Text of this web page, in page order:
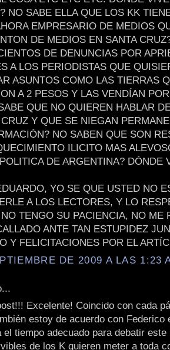
NO SABE ELLA QUE LOS KK
EMPRESARIO DE MEDIOS
DE MEDIOS EN SANTA
DE DENUNCIAS POR
A LOS PERIODISTAS QUE
ASUNTOS COMO LAS TIERRAS
A 2 PESOS Y LAS VENDÍAN
QUE NO QUIEREN HABLAR
Y QUE SE NIEGAN
NO SABEN QUE SON
ILICITO MAS
DE ARGENTINA? DÓNDE
YO SE QUE USTED NO
A LOS LECTORES, Y LO
TENGO SU PACIENCIA, NO ME
ANTE TAN ESTUPIDEZ
Y FELICITACIONES POR EL
DE 2009 A LAS 1:23
Excelente! Coincido con cada
estoy de acuerdo con Federico
el tiempo adecuado para debatir este
de los K quieren meter a toda